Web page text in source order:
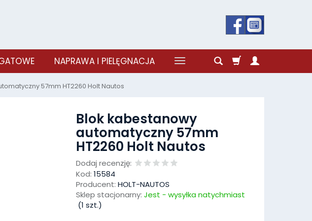
NAPRAWA I PIELĘGNACJA
57mm HT2260 Holt Nautos
Blok kabestanowy
automatyczny 57mm
HT2260 Holt Nautos
Dodaj recenzję:
Kod: 15584
Producent: HOLT-NAUTOS
Sklep stacjonarny: Jest - wysyłka natychmiast
(1 szt.)